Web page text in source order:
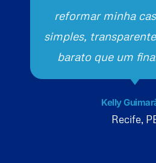
reformar minha
simples,
barato que um
Kelly
Recife,